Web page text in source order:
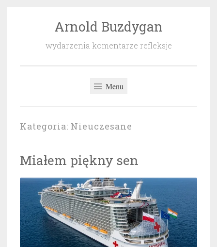
Arnold Buzdygan
wydarzenia komentarze refleksje
Menu
Kategoria: Nieuczesane
Miałem piękny sen